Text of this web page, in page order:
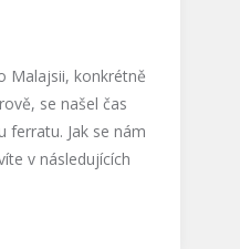
Malajsii, konkrétně
se našel čas
ferratu. Jak se nám
v následujících